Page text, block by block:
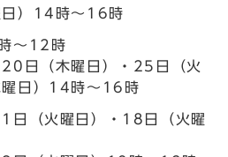
日）14時～16時
～12時
日（木曜日）・25日（火
日）14時～16時
日（火曜日）・18日（火曜